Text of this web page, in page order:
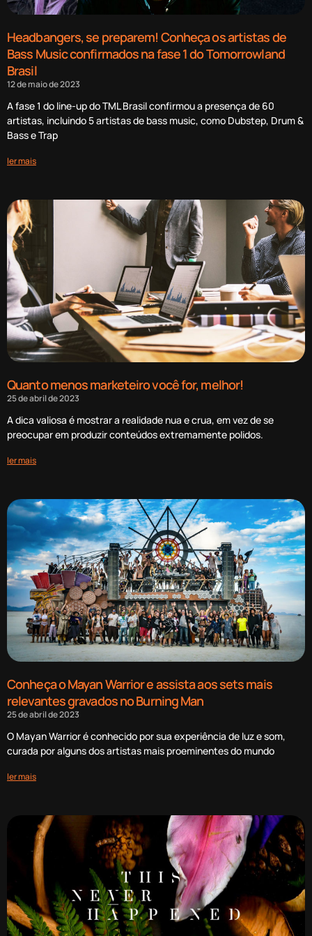
Headbangers, se preparem! Conheça os artistas de
Bass Music confirmados na fase 1 do Tomorrowland
Brasil
12 de maio de 2023
A fase 1 do line-up do TML Brasil confirmou a presença de 60
artistas, incluindo 5 artistas de bass music, como Dubstep, Drum &
Bass e Trap
ler mais
Quanto menos marketeiro você for, melhor!
25 de abril de 2023
A dica valiosa é mostrar a realidade nua e crua, em vez de se
preocupar em produzir conteúdos extremamente polidos.
ler mais
Conheça o Mayan Warrior e assista aos sets mais
relevantes gravados no Burning Man
25 de abril de 2023
O Mayan Warrior é conhecido por sua experiência de luz e som,
curada por alguns dos artistas mais proeminentes do mundo
ler mais